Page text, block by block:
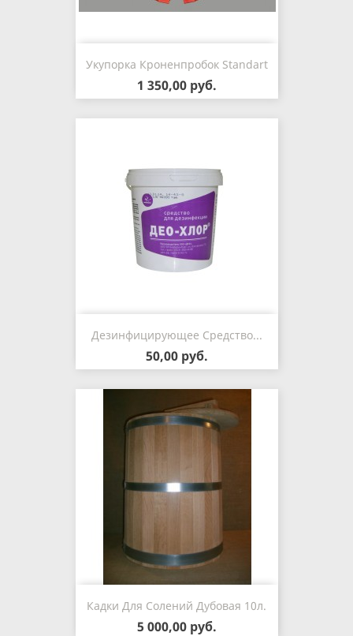
Укупорка Кроненпробок Standart
1 350,00 руб.
Дезинфицирующее Средство...
50,00 руб.
Кадки Для Солений Дубовая 10л.
5 000,00 руб.